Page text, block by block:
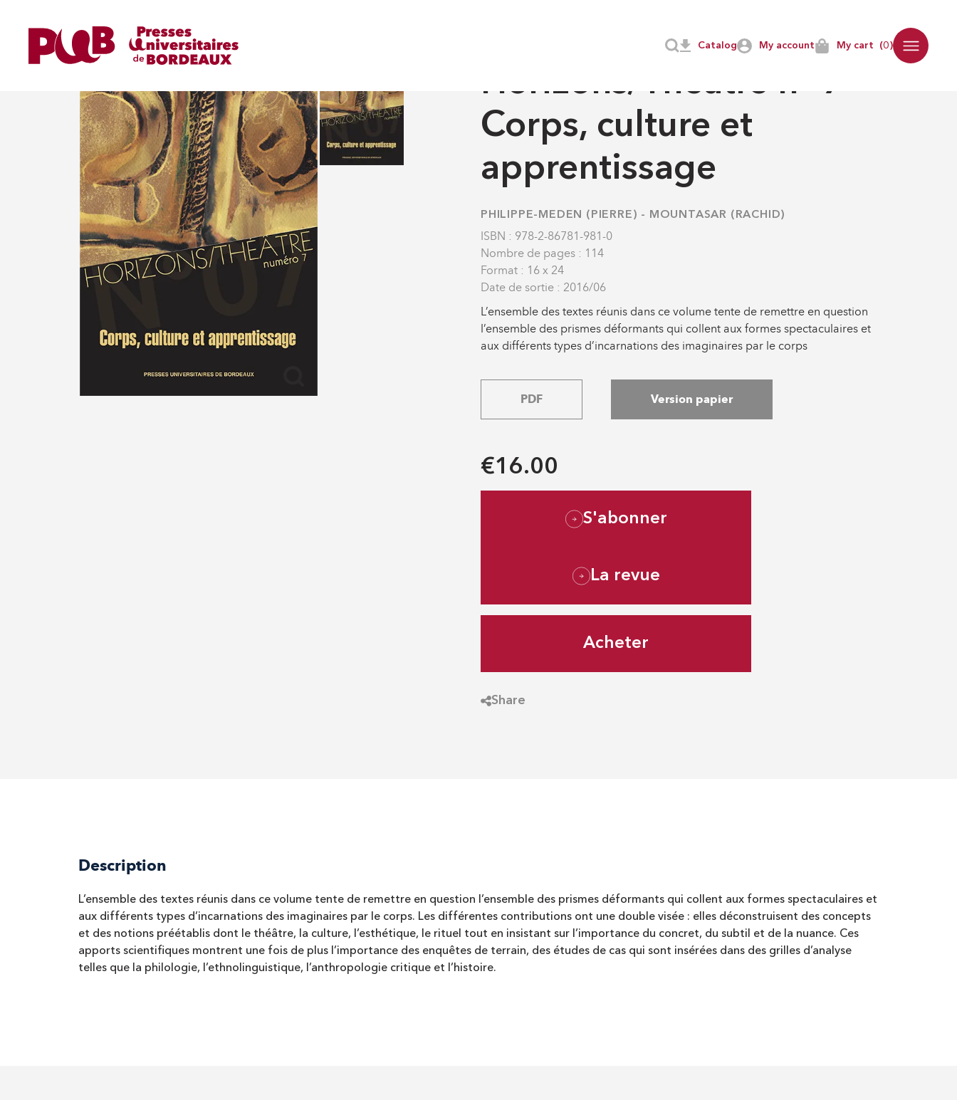
My account My cart (0)
Catalog
Horizons/Théâtre n° 7 –
Corps, culture et
apprentissage
PHILIPPE-MEDEN (PIERRE) - MOUNTASAR (RACHID)
ISBN : 978-2-86781-981-0
Nombre de pages : 114
Format : 16 x 24
Date de sortie : 2016/06
L’ensemble des textes réunis dans ce volume tente de remettre en question
l’ensemble des prismes déformants qui collent aux formes spectaculaires et
aux différents types d’incarnations des imaginaires par le corps
PDF Version papier
€16.00
S'abonner
La revue
Acheter
Share
Description
L’ensemble des textes réunis dans ce volume tente de remettre en question l’ensemble des prismes déformants qui collent aux formes spectaculaires et
aux différents types d’incarnations des imaginaires par le corps. Les différentes contributions ont une double visée : elles déconstruisent des concepts
et des notions préétablis dont le théâtre, la culture, l’esthétique, le rituel tout en insistant sur l’importance du concret, du subtil et de la nuance. Ces
apports scientifiques montrent une fois de plus l’importance des enquêtes de terrain, des études de cas qui sont insérées dans des grilles d’analyse
telles que la philologie, l’ethnolinguistique, l’anthropologie critique et l’histoire.